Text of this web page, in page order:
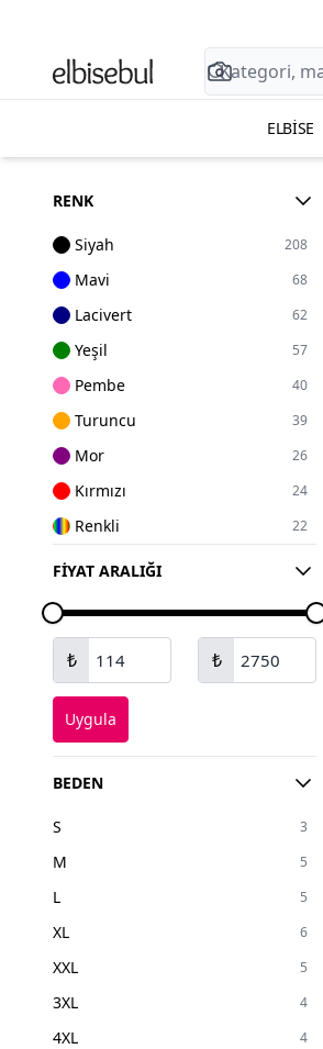
ELBISE
RENK
Siyah 208
Mavi 68
Lacivert 62
Yeşil 57
Pembe 40
Turuncu 39
Mor 26
Kırmızı 24
Renkli 22
Kahverengi
Beyaz
Bordo
Turkuaz
FIYAT ARALIĞI
₺ ₺
Uygula
BEDEN
S 3
M 5
L 5
XL 6
XXL 5
3XL 4
4XL 4